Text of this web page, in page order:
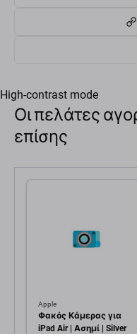
High-contrast mode
Οι πελάτες
επίσης
Apple
Φακός Κάμερας για
iPad Air | Ασημί | Silver